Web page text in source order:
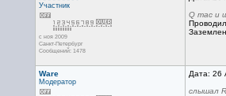
Участник
с ноя 2009
Санкт-Петербург
Сообщений: 1478
Q mac и
Ware
Модератор
Дата: 26
слышал